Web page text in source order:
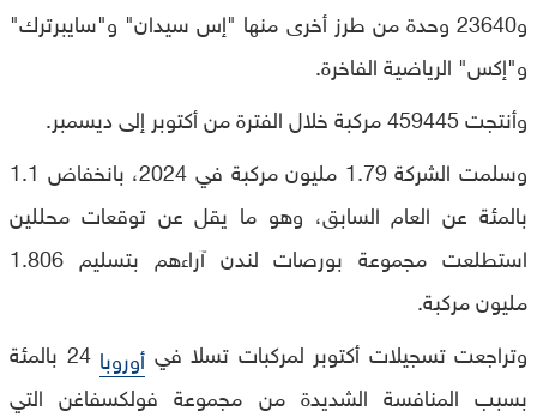
و23640 وحدة من طرز أخرى منها "إس سيدان" و"سايبرترك"
و"إكس" الرياضية الفاخرة.
وأنتجت 459445 مركبة خلال الفترة من أكتوبر إلى ديسمبر.
وسلمت الشركة 1.79 مليون مركبة في 2024، بانخفاض 1.1
بالمئة عن العام السابق، وهو ما يقل عن توقعات محللين
استطلعت مجموعة بورصات لندن آراءهم بتسليم 1.806
مليون مركبة.
وتراجعت تسجيلات أكتوبر لمركبات تسلا في أوروبا
24 بالمئة
بسبب المنافسة الشديدة من مجموعة فولكسفاغن التي